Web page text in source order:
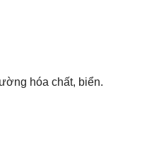
hóa chất, biển.